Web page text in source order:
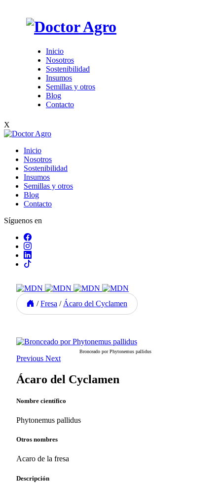
Inicio
Nosotros
Sostenibilidad
Insumos
Semillas y otros
Blog
Contacto
X
Inicio
Nosotros
Sostenibilidad
Insumos
Semillas y otros
Blog
Contacto
Síguenos en
/ Fresa / Ácaro del Cyclamen
Bronceado por Phytonemus pallidus
Previous Next
Ácaro del Cyclamen
Nombre científico
Phytonemus pallidus
Otros nombres
Acaro de la fresa
Descripción